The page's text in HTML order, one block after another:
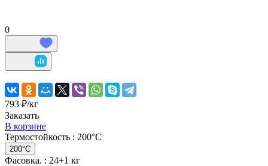
0
793 ₽/кг
Заказать
В корзине
Термостойкость : 200°C
200°C
Фасовка. : 24+1 кг